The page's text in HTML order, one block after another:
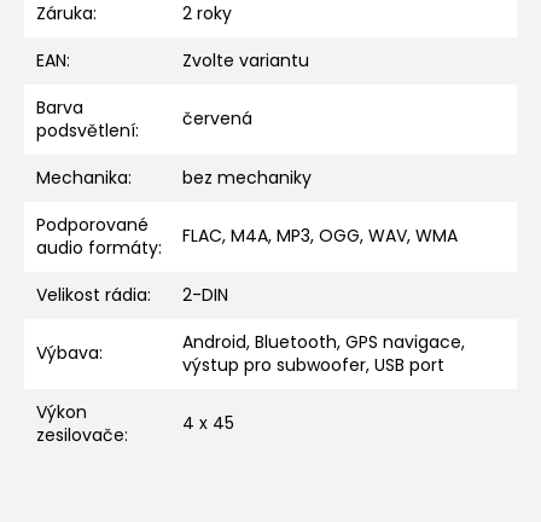
Záruka:
2 roky
EAN:
Zvolte variantu
Barva
podsvětlení: červená
Mechanika:
bez mechaniky
Podporované
audio formáty: FLAC, M4A, MP3, OGG, WAV, WMA
Velikost rádia: 2-DIN
Výbava:
Android, Bluetooth, GPS navigace,
výstup pro subwoofer, USB port
Výkon
zesilovače: 4 x 45